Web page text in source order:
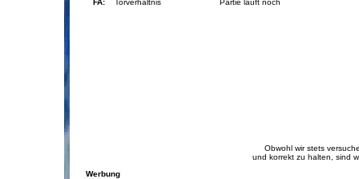
FA:
Torverhältnis
Partie läuft noch
Obwohl wir stets
und korrekt zu halten, sind
Werbung